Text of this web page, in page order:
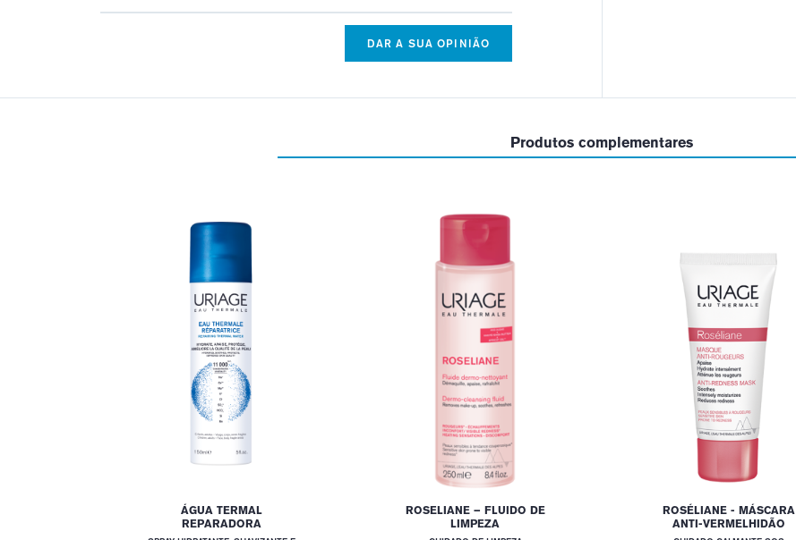
DAR A SUA OPINIÃO
Produtos complementares
ÁGUA TERMAL
REPARADORA
ROSELIANE – FLUIDO DE
LIMPEZA
ROSÉLIANE - MÁSCARA
ANTI-VERMELHIDÃO